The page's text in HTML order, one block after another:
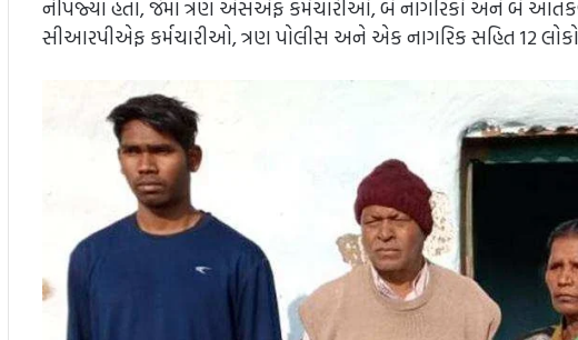
નીપજ્યા હતા, જેમાં ત્રણ એસએફ કર્મચારીઓ, બે નાગરિકો અને બે
સીઆરપીએફ કર્મચારીઓ, ત્રણ પોલીસ અને એક નાગરિક સહિત 12